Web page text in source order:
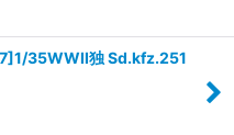
35WWII独 Sd.kfz.251